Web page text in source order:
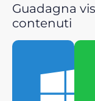
Guadagna
contenuti